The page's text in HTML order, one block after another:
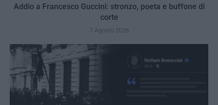
Addio a Francesco Guccini: stronzo, poeta e buffone di
corte
7 Agosto 2026